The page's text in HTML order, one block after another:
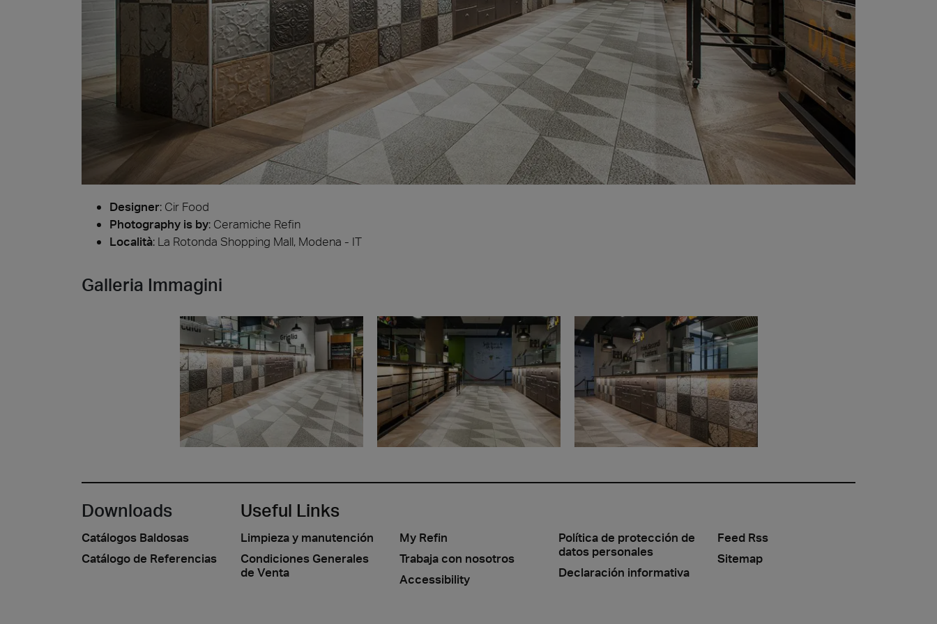
Madera
Designer: Cir Food
Photography is by: Ceramiche Refin
Località: La Rotonda Shopping Mall, Modena - IT
Galleria Immagini
Downloads
Catálogos Baldosas
Catálogo de Referencias
Useful Links
Limpieza y manutención
Condiciones Generales
de Venta
My Refin
Trabaja con nosotros
Accessibility
Política de protección de
datos personales
Declaración informativa
Feed Rss
Sitemap